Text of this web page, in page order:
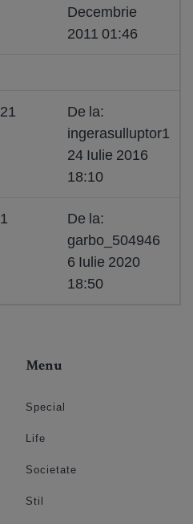
Decembrie
2011 01:46
21
De la:
ingerasulluptor1
24 Iulie 2016
18:10
1
De la:
garbo_504946
6 Iulie 2020
18:50
Menu
Special
Life
Societate
Stil